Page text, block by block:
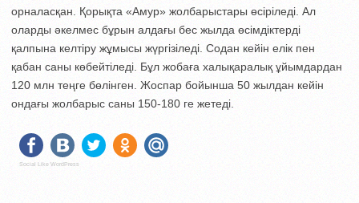
орналасқан. Қорықта «Амур» жолбарыстары өсіріледі. Ал
оларды әкелмес бұрын алдағы бес жылда өсімдіктерді
қалпына келтіру жұмысы жүргізіледі. Содан кейін елік пен
қабан саны көбейтіледі. Бұл жобаға халықаралық ұйымдардан
120 млн теңге бөлінген. Жоспар бойынша 50 жылдан кейін
ондағы жолбарыс саны 150-180 ге жетеді.
Social Like WordPress